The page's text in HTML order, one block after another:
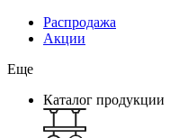
Распродажа
Акции
Еще
Каталог продукции